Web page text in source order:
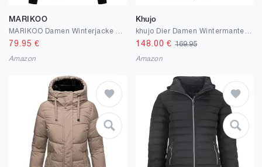
MARIKOO
79.95 €
Amazon
Khujo
148.00 € 169.95
Amazon